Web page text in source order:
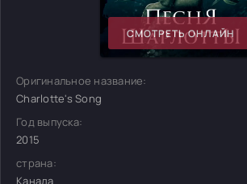
СМОТРЕТЬ ОНЛАЙН
Оригинальное название:
Charlotte's Song
Год выпуска:
2015
страна:
Канада